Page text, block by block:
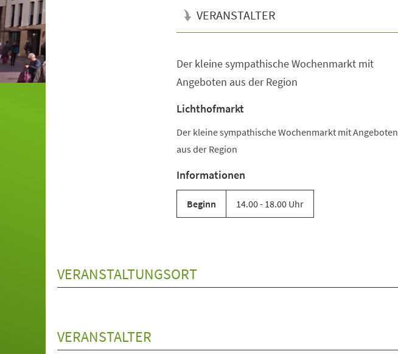
VERANSTALTER
Der kleine sympathische Wochenmarkt mit
Angeboten aus der Region
Lichthofmarkt
Der kleine sympathische Wochenmarkt mit Angeboten
aus der Region
Informationen
Beginn 14.00 - 18.00 Uhr
VERANSTALTUNGSORT
VERANSTALTER